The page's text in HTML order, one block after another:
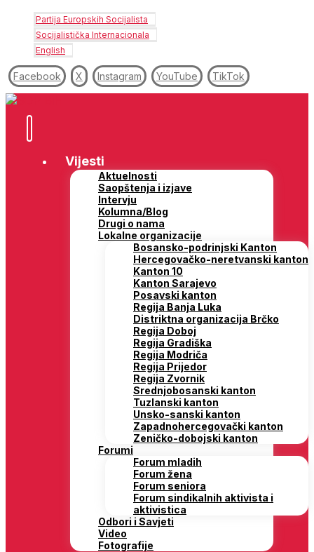
Partija Europskih Socijalista
Socijalistička Internacionala
English
Facebook X Instagram YouTube TikTok
Vijesti
Aktuelnosti
Saopštenja i izjave
Intervju
Kolumna/Blog
Drugi o nama
Lokalne organizacije
Bosansko-podrinjski Kanton
Hercegovačko-neretvanski kanton
Kanton 10
Kanton Sarajevo
Posavski kanton
Regija Banja Luka
Distriktna organizacija Brčko
Regija Doboj
Regija Gradiška
Regija Modriča
Regija Prijedor
Regija Zvornik
Srednjobosanski kanton
Tuzlanski kanton
Unsko-sanski kanton
Zapadnohercegovački kanton
Zeničko-dobojski kanton
Forumi
Forum mladih
Forum žena
Forum seniora
Forum sindikalnih aktivista i
aktivistica
Odbori i Savjeti
Video
Fotografije